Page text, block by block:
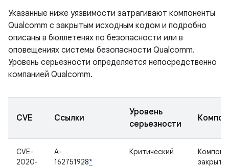
Указанные ниже уязвимости затрагивают компоненты
Qualcomm с закрытым исходным кодом и подробно
описаны в бюллетенях по безопасности или в
оповещениях системы безопасности Qualcomm.
Уровень серьезности определяется непосредственно
компанией Qualcomm.
CVE Ссылки
Уровень
серьезности
CVE-
2020-
A-
162751928*
Критический